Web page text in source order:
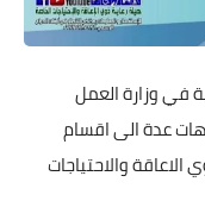
في وزارة العمل
عدة الى اقسام
والاحتياجات